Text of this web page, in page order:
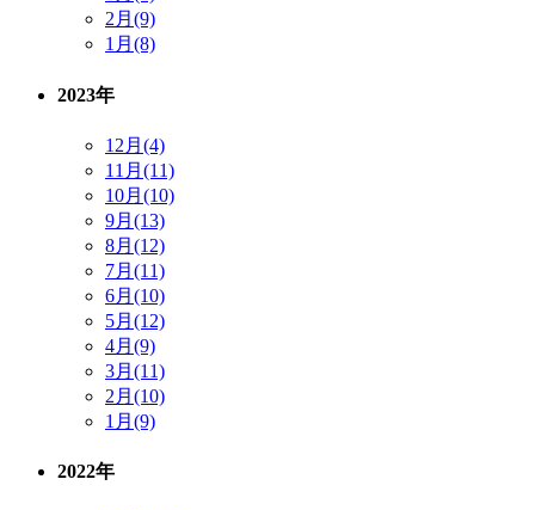
2月(9)
1月(8)
2023年
12月(4)
11月(11)
10月(10)
9月(13)
8月(12)
7月(11)
6月(10)
5月(12)
4月(9)
3月(11)
2月(10)
1月(9)
2022年